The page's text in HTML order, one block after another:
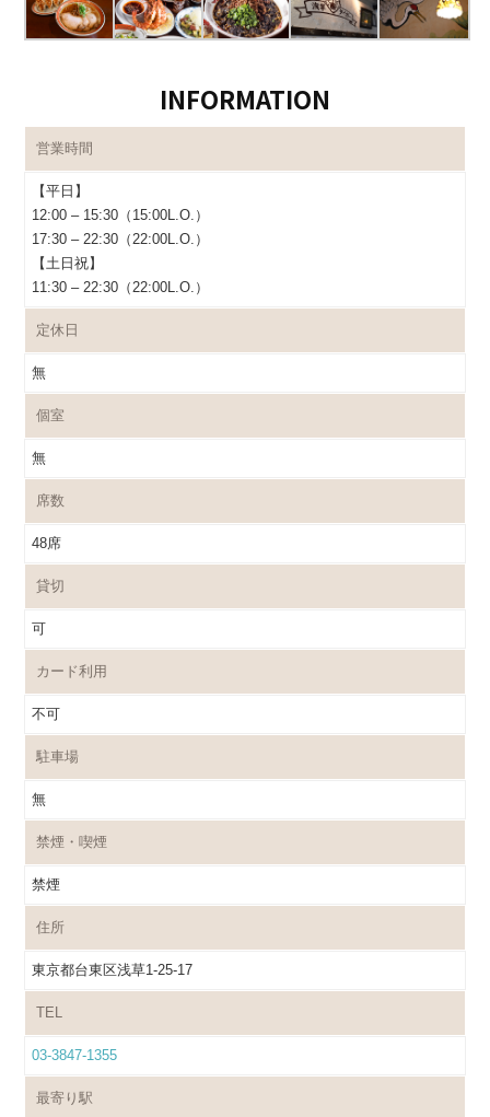
INFORMATION
営業時間
【平日】
12:00 – 15:30（15:00L.O.）
17:30 – 22:30（22:00L.O.）
【土日祝】
11:30 – 22:30（22:00L.O.）
定休日
無
個室
無
席数
48席
貸切
可
カード利用
不可
駐車場
無
禁煙・喫煙
禁煙
住所
東京都台東区浅草1-25-17
TEL
03-3847-1355
最寄り駅